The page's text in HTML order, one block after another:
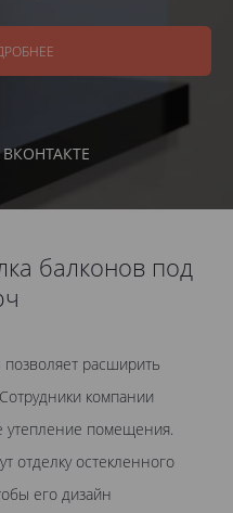
ВКОНТАКТЕ
балконов под
позволяет расширить
компании
утепление помещения.
отделку остекленного
его дизайн